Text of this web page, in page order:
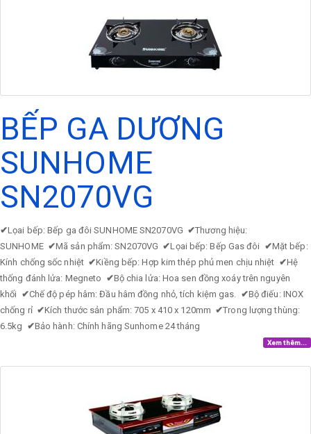
BẾP GA DƯƠNG
SUNHOME
SN2070VG
✔Lọai bếp: Bếp ga đôi SUNHOME SN2070VG ✔Thương hiệu:
SUNHOME ✔Mã sản phẩm: SN2070VG ✔Lọai bếp: Bếp Gas đôi ✔Mặt bếp:
Kính chống sốc nhiệt ✔Kiềng bếp: Hợp kim thép phủ men chịu nhiệt ✔Hệ
thống đánh lửa: Megneto ✔Bộ chia lửa: Hoa sen đồng xoáy trên nguyên
khối ✔Chế độ pép hâm: Đầu hâm đồng nhỏ, tích kiệm gas. ✔Bộ điếu: INOX
chống rỉ ✔Kích thước sản phẩm: 705 x 410 x 120mm ✔Trong lượng thùng:
6.5kg ✔Bảo hành: Chính hãng Sunhome 24 tháng
Xem thêm...